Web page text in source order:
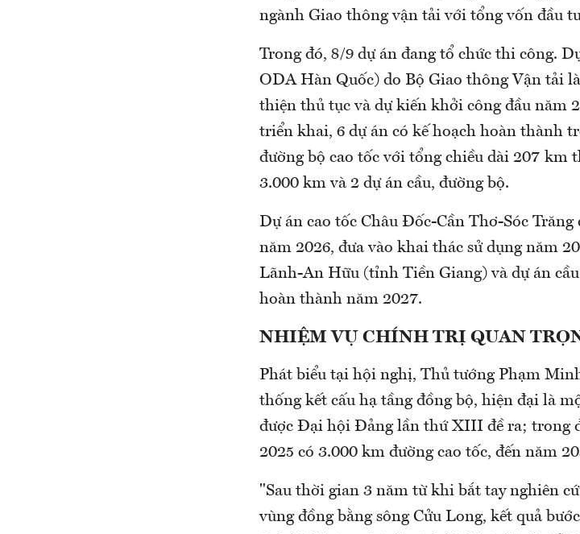
ngành Giao thông vận tải với tổng vốn đầu
Trong đó, 8/9 dự án đang tổ chức thi công.
ODA Hàn Quốc) do Bộ Giao thông Vận tải
thiện thủ tục và dự kiến khởi công đầu năm
triển khai, 6 dự án có kế hoạch hoàn thành
đường bộ cao tốc với tổng chiều dài 207 km
3.000 km và 2 dự án cầu, đường bộ.
Dự án cao tốc Châu Đốc-Cần Thơ-Sóc
năm 2026, đưa vào khai thác sử dụng năm
Lãnh-An Hữu (tỉnh Tiền Giang) và dự án
hoàn thành năm 2027.
NHIỆM VỤ CHÍNH TRỊ QUAN
Phát biểu tại hội nghị, Thủ tướng Phạm
thống kết cấu hạ tầng đồng bộ, hiện đại là
được Đại hội Đảng lần thứ XIII đề ra; trong
2025 có 3.000 km đường cao tốc, đến năm
"Sau thời gian 3 năm từ khi bắt tay nghiên
vùng đồng bằng sông Cửu Long, kết quả